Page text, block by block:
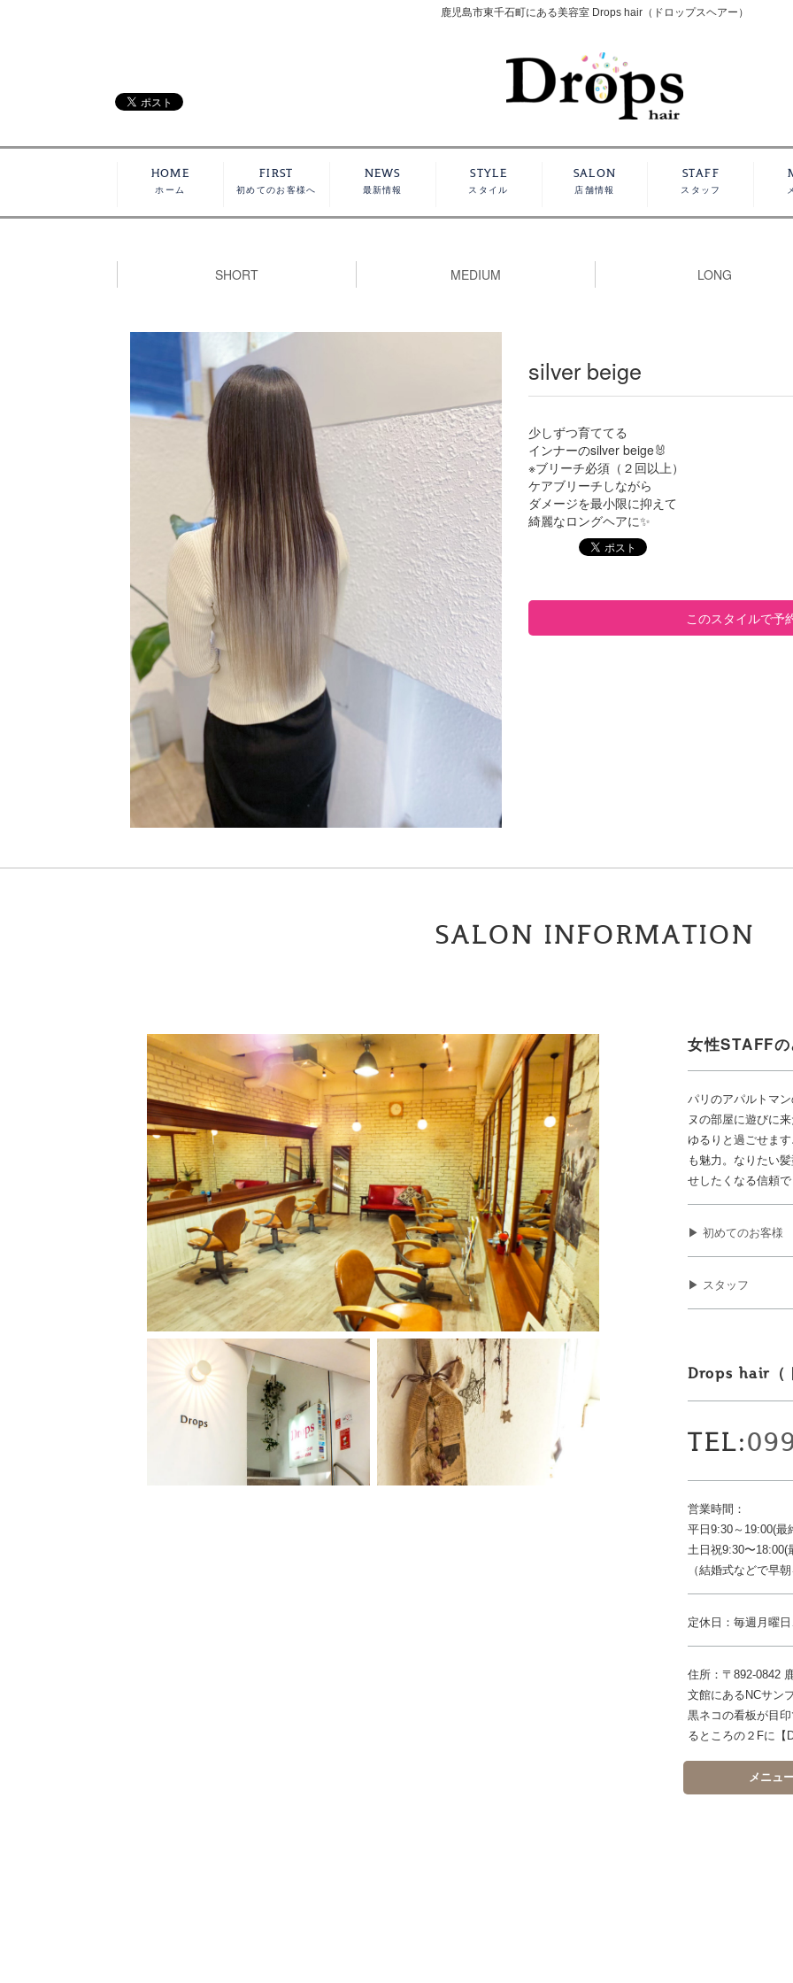
鹿児島市東千石町にある美容室 Drops hair（ドロップスヘアー）
HOME
ホーム
FIRST
初めてのお客様へ
NEWS
最新情報
STYLE
スタイル
SALON
店舗情報
STAFF
スタッフ
SHORT MEDIUM LONG
silver beige
少しずつ育ててる
インナーのsilver beige🐰
※ブリーチ必須（２回以上）
ケアブリーチしながら
ダメージを最小限に抑えて
綺麗なロングヘアに✨
このスタイルで予
SALON INFORMATION
女性STAFF
パリのアパルトマ
ヌの部屋に遊びに
ゆるりと過ごせま
も魅力。なりたい
せしたくなる信頼
▶ 初めてのお客様
▶ スタッフ
Drops hair（
TEL:
営業時間：
平日9:30～19:00(最
土日祝9:30〜18:00(
（結婚式などで早
定休日：毎週月曜
住所：〒892-0842
文館にあるNCサン
黒ネコの看板が目
るところの２Fに【
メニュ